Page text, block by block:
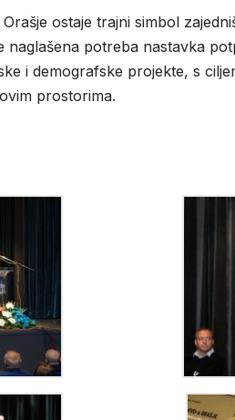
ostaje trajni simbol
potreba nastavka
i demografske projekte, s
prostorima.